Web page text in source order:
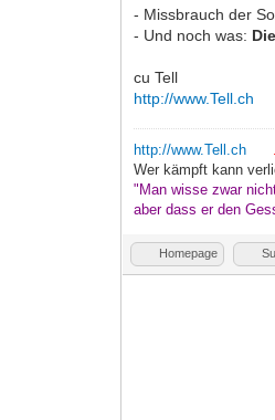
- Missbrauch der
- Und noch was:
cu Tell
http://www.Tell.ch
http://www.Tell.ch
Wer kämpft kann
"Man wisse zwar
aber dass er den
Homepage